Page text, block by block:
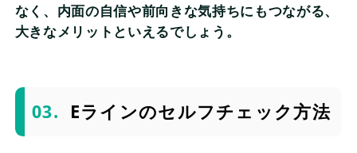
なく、内面の自信や前向きな気持ちにもつながる、
大きなメリットといえるでしょう。
Eラインのセルフチェック方法